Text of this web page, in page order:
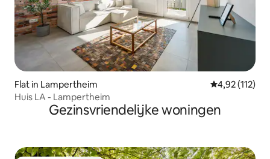
Flat in Lampertheim Gemiddelde
4,92 (112)
Huis LA - Lampertheim
Gezinsvriendelijke woningen